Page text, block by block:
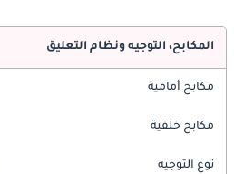
المكابح، التوجيه ونظام التعليق
مكابح أمامية
مكابح خلفية
نوع التوجيه